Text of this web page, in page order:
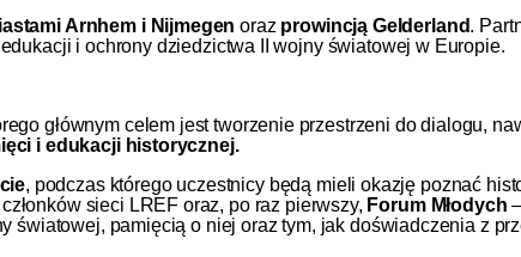
Arnhem i Nijmegen oraz prowincją Gelderland.
i ochrony dziedzictwa II wojny światowej w Europie.
głównym celem jest tworzenie przestrzeni do dialogu,
i edukacji historycznej.
, podczas którego uczestnicy będą mieli okazję poznać
sieci LREF oraz, po raz pierwszy, Forum Młodych
światowej, pamięcią o niej oraz tym, jak doświadczenia z